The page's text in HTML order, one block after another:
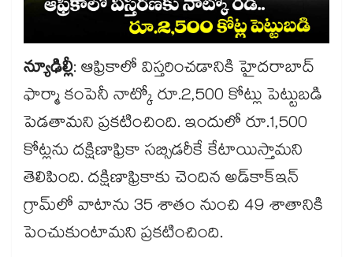
న్యూఢిల్లీ: ఆఫ్రికాలో విస్తరించడానికి హైదరాబాద్​
ఫార్మా కంపెనీ నాట్కో రూ.2,500 కోట్లు పెట్టుబడి
పెడతామని ప్రకటించింది. ఇందులో రూ.1,500
కోట్లను దక్షిణాఫ్రికా సబ్సిడరీకే కేటాయిస్తామని
తెలిపింది. దక్షిణాఫ్రికాకు చెందిన అడ్​కాక్​ఇన్​
గ్రామ్​లో వాటాను 35 శాతం నుంచి 49 శాతానికి
పెంచుకుంటామని ప్రకటించింది.